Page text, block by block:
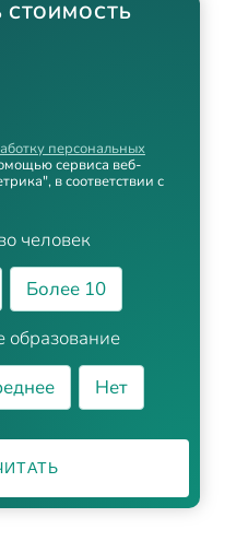
СТОИМОСТЬ
человек
Более 10
Нет
персональных
сервиса веб-
в соответствии с